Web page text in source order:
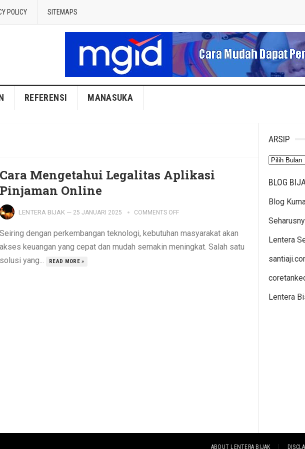
POLICY SITEMAPS
REFERENSI MANASUKA
Cara Mengetahui Legalitas Aplikasi
Pinjaman Online
LENTERA BIJAK — 25 JANUARI 2025 COMMENTS OFF
Seiring dengan perkembangan teknologi, kebutuhan masyarakat akan
akses keuangan yang cepat dan mudah semakin meningkat. Salah satu
solusi yang...
READ MORE »
ARSIP
Arsip
BLOG
Blog
Lentera
Lentera
ABOUT LENTERA BIJAK